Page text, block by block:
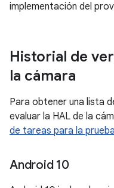
implementación del
Historial de
la cámara
Para obtener una lista
evaluar la HAL de la
de tareas para la
Android 10